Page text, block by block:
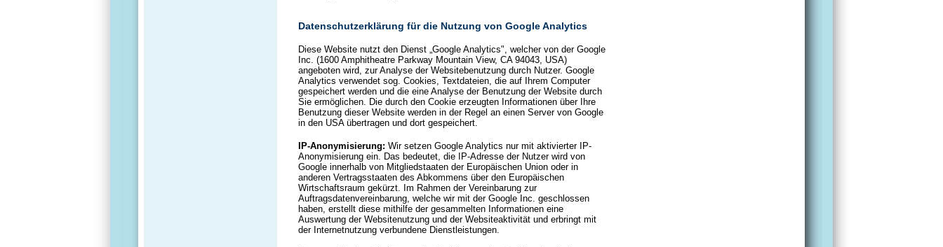
Datenschutzerklärung für die Nutzung von Google Analytics
Diese Website nutzt den Dienst „Google Analytics", welcher von der Google
Inc. (1600 Amphitheatre Parkway Mountain View, CA 94043, USA)
angeboten wird, zur Analyse der Websitebenutzung durch Nutzer. Google
Analytics verwendet sog. Cookies, Textdateien, die auf Ihrem Computer
gespeichert werden und die eine Analyse der Benutzung der Website durch
Sie ermöglichen. Die durch den Cookie erzeugten Informationen über Ihre
Benutzung dieser Website werden in der Regel an einen Server von Google
in den USA übertragen und dort gespeichert.
IP-Anonymisierung: Wir setzen Google Analytics nur mit aktivierter IP-
Anonymisierung ein. Das bedeutet, die IP-Adresse der Nutzer wird von
Google innerhalb von Mitgliedstaaten der Europäischen Union oder in
anderen Vertragsstaaten des Abkommens über den Europäischen
Wirtschaftsraum gekürzt. Im Rahmen der Vereinbarung zur
Auftragsdatenvereinbarung, welche wir mit der Google Inc. geschlossen
haben, erstellt diese mithilfe der gesammelten Informationen eine
Auswertung der Websitenutzung und der Websiteaktivität und erbringt mit
der Internetnutzung verbundene Dienstleistungen.